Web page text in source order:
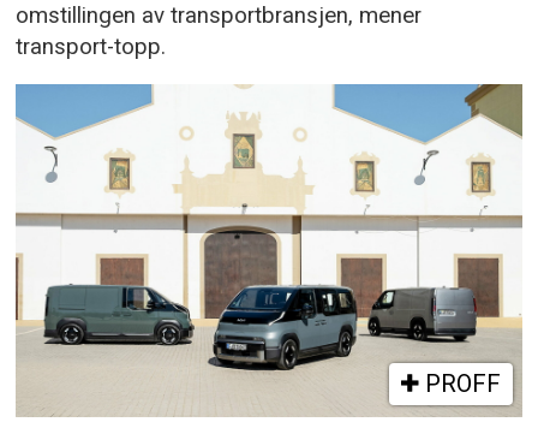
omstillingen av transportbransjen, mener
transport-topp.
PROFF